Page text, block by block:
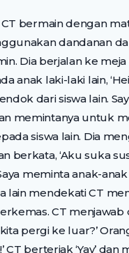
CT bermain dengan
dandanan
Dia berjalan ke
anak laki-laki lain,
dari siswa lain.
memintanya untuk
siswa lain. Dia
berkata, ‘Aku suka
meminta anak-
lain mendekati CT
CT menjawab
pergi ke luar?’
CT berteriak ‘Yay’